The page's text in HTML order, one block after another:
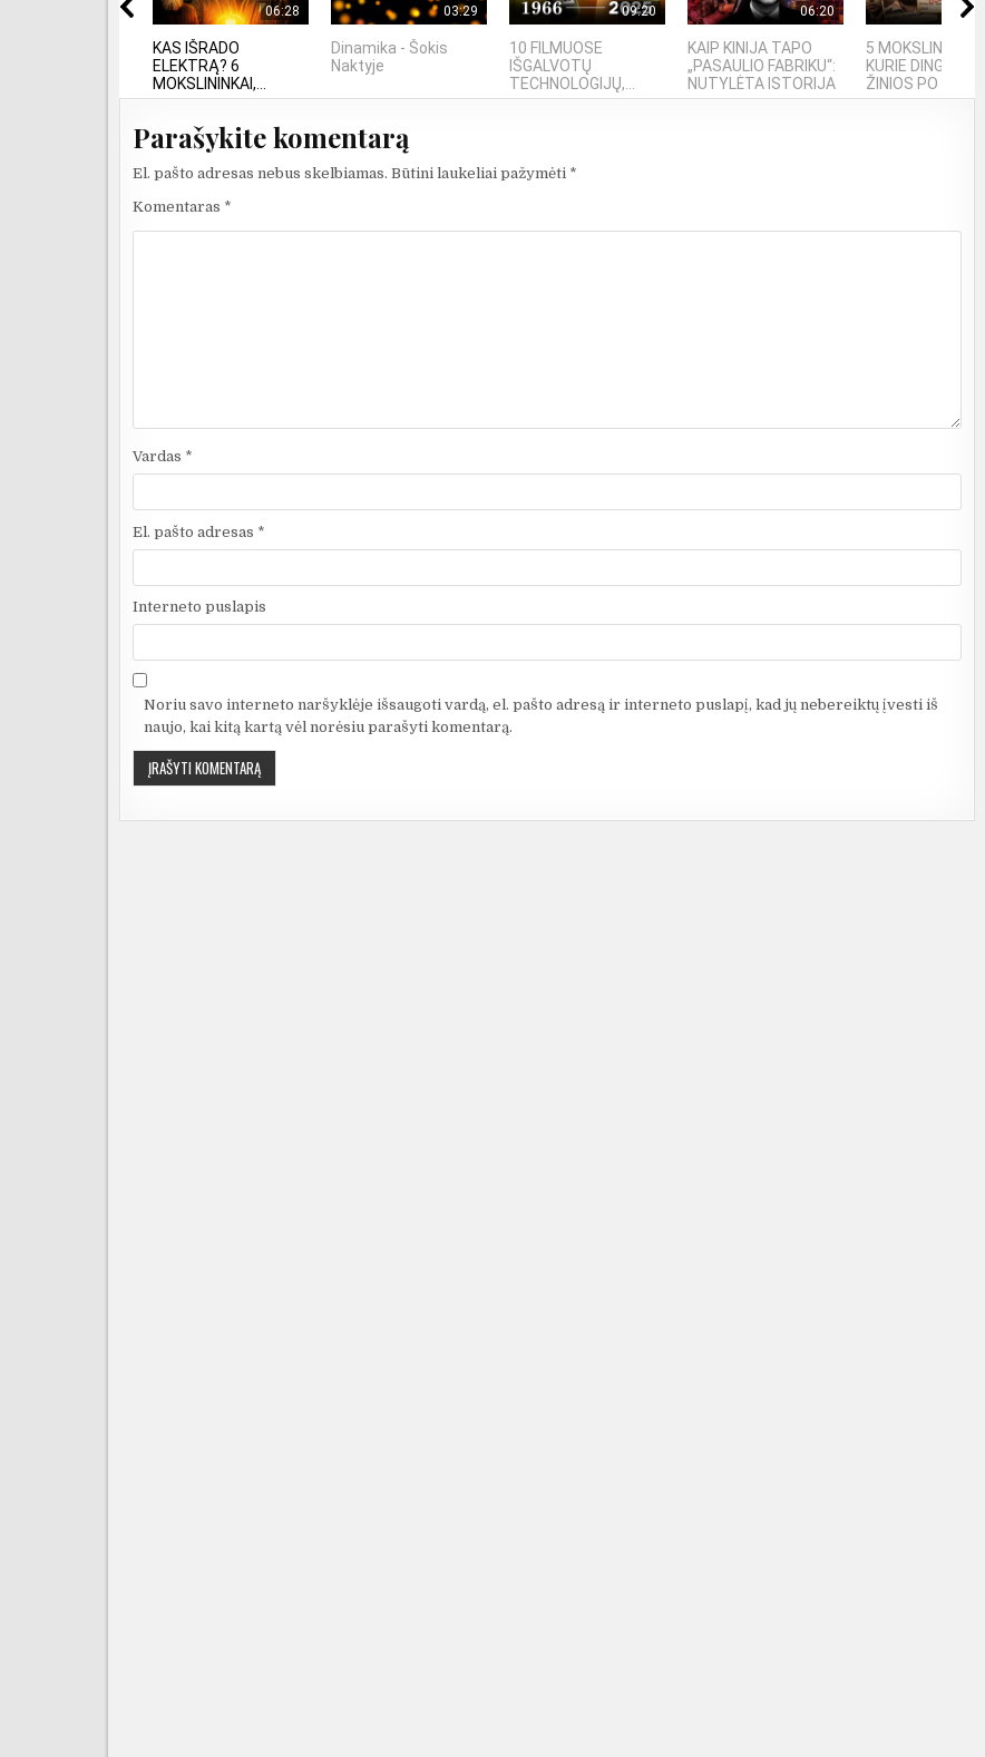
06:28
KAS IŠRADO
ELEKTRĄ? 6
MOKSLININKAI,...
03:29
Dinamika - Šokis
Naktyje
09:20
10 FILMUOSE
IŠGALVOTŲ
TECHNOLOGIJŲ,...
06:20
KAIP KINIJA TAPO
„PASAULIO FABRIKU“:
NUTYLĖTA ISTORIJA
5 MOKSLININKAI,
KURIE DINGO BE
ŽINIOS PO SAVO...
Parašykite komentarą
El. pašto adresas nebus skelbiamas. Būtini laukeliai pažymėti *
Komentaras *
Vardas *
El. pašto adresas *
Interneto puslapis
Noriu savo interneto naršyklėje išsaugoti vardą, el. pašto adresą ir interneto puslapį, kad jų nebereiktų įvesti iš
naujo, kai kitą kartą vėl norėsiu parašyti komentarą.